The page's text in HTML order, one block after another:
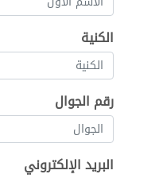
الكنية
رقم الجوال
البريد الإلكتروني